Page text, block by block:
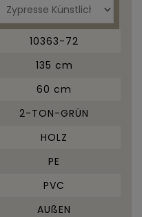
10363-72
135 cm
60 cm
2-TON-GRÜN
HOLZ
PE
PVC
AUßEN